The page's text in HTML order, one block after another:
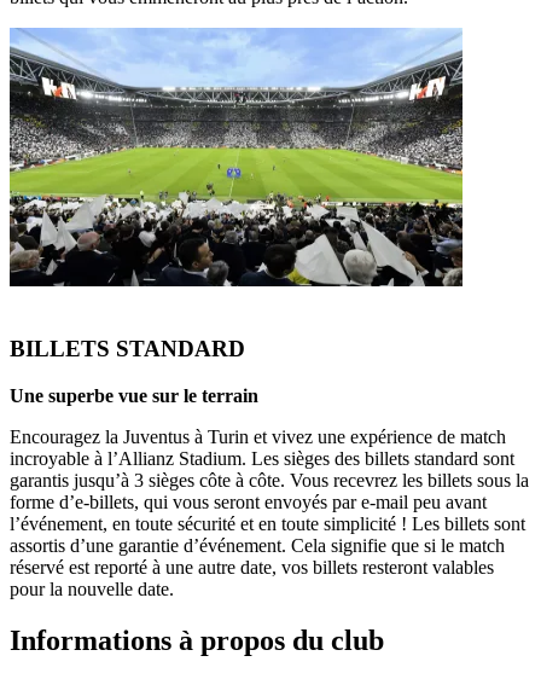
BILLETS STANDARD
Une superbe vue sur le terrain
Encouragez la Juventus à Turin et vivez une expérience de match
incroyable à l’Allianz Stadium. Les sièges des billets standard sont
garantis jusqu’à 3 sièges côte à côte. Vous recevrez les billets sous la
forme d’e-billets, qui vous seront envoyés par e-mail peu avant
l’événement, en toute sécurité et en toute simplicité ! Les billets sont
assortis d’une garantie d’événement. Cela signifie que si le match
réservé est reporté à une autre date, vos billets resteront valables
pour la nouvelle date.
Informations à propos du club